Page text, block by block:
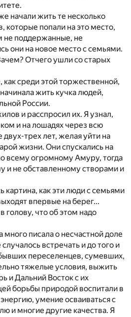
начали жить те несколько
которые попали на это место,
не поддержанные, не
они на новое место с семьями.
Отчего ушли со старых
как среди этой торжественной,
жить кучка людей,
России.
и расспросил их. Я узнал,
и на лошадях через всю
трех лет, желая уйти на
жизни. Они спускались на
всему огромному Амуру, тогда
и не обставленному створами и
картина, как эти люди с семьями
впервые на берег...
голову, что об этом надо
много писала о несчастной доле
встречать и до того и
переселенцев, сумевших,
тяжелые условия, выжить
и Дальний Восток с их
борьбы природой воспитали в
умение осваиваться с
и многие другие качества. Я